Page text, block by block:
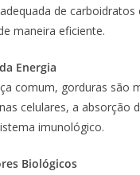
de
maneira eficiente.
Energia
comum, gorduras são
celulares, a absorção
imunológico.
Biológicos